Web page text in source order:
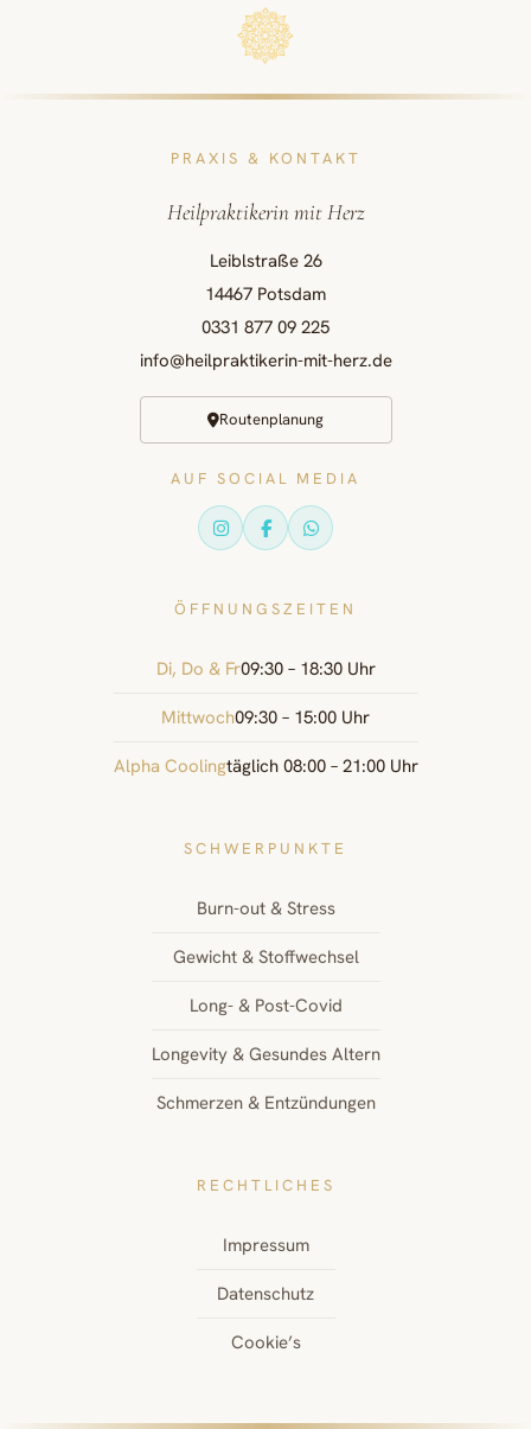
PRAXIS & KONTAKT
Heilpraktikerin mit Herz
Leiblstraße 26
14467 Potsdam
0331 877 09 225
info@heilpraktikerin-mit-herz.de
Routenplanung
AUF SOCIAL MEDIA
ÖFFNUNGSZEITEN
Di, Do & Fr09:30 – 18:30 Uhr
Mittwoch09:30 – 15:00 Uhr
Alpha Coolingtäglich 08:00 – 21:00 Uhr
SCHWERPUNKTE
Burn-out & Stress
Gewicht & Stoffwechsel
Long- & Post-Covid
Longevity & Gesundes Altern
Schmerzen & Entzündungen
RECHTLICHES
Impressum
Datenschutz
Cookie’s